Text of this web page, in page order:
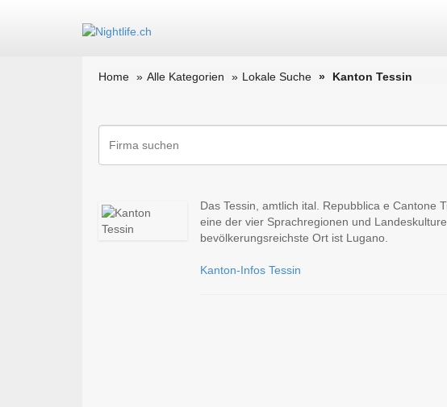
Home Alle Kategorien Lokale Suche Kanton Tessin
Das Tessin, amtlich ital. Repubblica e Cantone
eine der vier Sprachregionen und
bevölkerungsreichste Ort ist Lugano.
Kanton-Infos Tessin